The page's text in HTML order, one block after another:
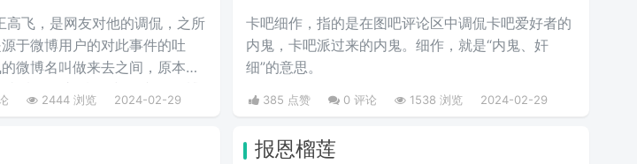
高飞，是网友对他的调侃，之所
于微博用户的对此事件的吐
微博名叫做来去之间，原本是
掉一竖之后是“夹”，并且微博
为“夹”，所以来去之间喜提夹
2444 浏览 2024-02-29
卡吧细作，指的是在图吧评论区中调侃卡吧爱好者的
内鬼，卡吧派过来的内鬼。细作，就是“内鬼、奸
细”的意思。
385 点赞 0 评论 1538 浏览 2024-02-29
报恩榴莲